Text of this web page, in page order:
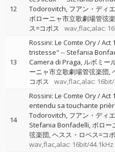
12
Todorovitch フアン・ディ
ボローニャ市立歌劇場管弦
ス=コボス
wav,flac,alac:
13
Rossini: Le Comte Ory / Act
tristesse" -- Stefania
Camera di Praga ルボミー
ーニャ市立歌劇場管弦楽団
コボス
wav,flac,alac:
14
Rossini: Le Comte Ory / Act
entendu sa touchante
Todorovitch フアン・ディ
Stefania Bonfadelli ボロー
弦楽団 ヘスス・ロペス=コ
wav,flac,alac: 16bit/44.1kHz